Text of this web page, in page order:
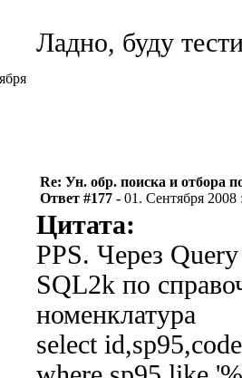
Ладно, буду
Re: Ун. обр. поиска и отбора
Ответ #177 - 01. Сентября 2008
Цитата:
PPS. Через
SQL2k по
номенклатура
select